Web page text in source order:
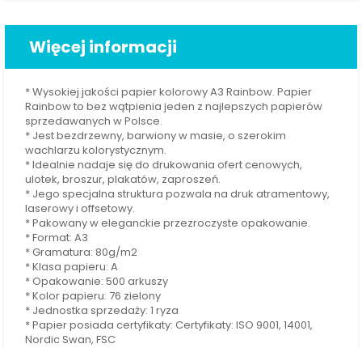
Więcej informacji
* Wysokiej jakości papier kolorowy A3 Rainbow. Papier
Rainbow to bez wątpienia jeden z najlepszych papierów
sprzedawanych w Polsce.
* Jest bezdrzewny, barwiony w masie, o szerokim
wachlarzu kolorystycznym.
* Idealnie nadaje się do drukowania ofert cenowych,
ulotek, broszur, plakatów, zaproszeń.
* Jego specjalna struktura pozwala na druk atramentowy,
laserowy i offsetowy.
* Pakowany w eleganckie przezroczyste opakowanie.
* Format: A3
* Gramatura: 80g/m2
* Klasa papieru: A
* Opakowanie: 500 arkuszy
* Kolor papieru: 76 zielony
* Jednostka sprzedaży: 1 ryza
* Papier posiada certyfikaty: Certyfikaty: ISO 9001, 14001,
Nordic Swan, FSC